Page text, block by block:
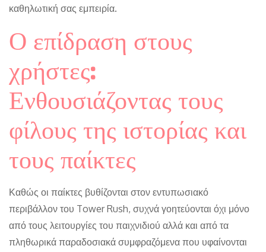
καθηλωτική σας εμπειρία.
Ο επίδραση στους
χρήστες:
Ενθουσιάζοντας τους
φίλους της ιστορίας και
τους παίκτες
Καθώς οι παίκτες βυθίζονται στον εντυπωσιακό
περιβάλλον του Tower Rush, συχνά γοητεύονται όχι μόνο
από τους λειτουργίες του παιχνιδιού αλλά και από τα
πληθωρικά παραδοσιακά συμφραζόμενα που υφαίνονται